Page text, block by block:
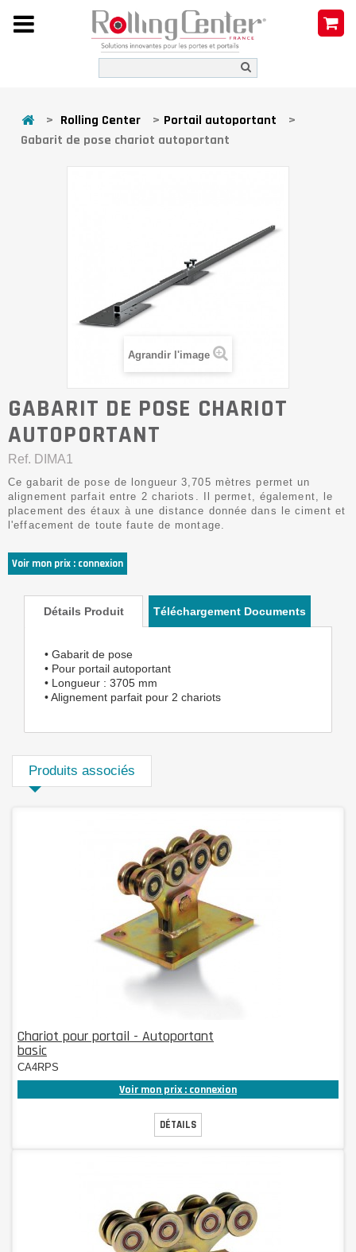
> Rolling Center > Portail autoportant
>
Gabarit de pose chariot autoportant
Agrandir l'image
GABARIT DE POSE CHARIOT
AUTOPORTANT
Ref. DIMA1
Ce gabarit de pose de longueur 3,705 mètres permet un
alignement parfait entre 2 chariots. Il permet, également, le
placement des étaux à une distance donnée dans le ciment et
l'effacement de toute faute de montage.
Voir mon prix : connexion
Détails Produit Téléchargement Documents
• Gabarit de pose
• Pour portail autoportant
• Longueur : 3705 mm
• Alignement parfait pour 2 chariots
Produits associés
Chariot pour portail - Autoportant
basic
CA4RPS
Voir mon prix : connexion
DÉTAILS